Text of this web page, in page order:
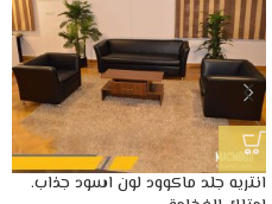
انتريه جلد ماكوود لون اسود جذاب.